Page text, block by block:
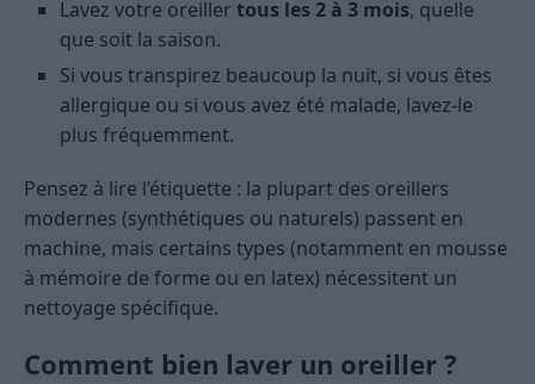
Lavez votre oreiller tous les 2 à 3 mois, quelle
que soit la saison.
Si vous transpirez beaucoup la nuit, si vous êtes
allergique ou si vous avez été malade, lavez-le
plus fréquemment.
Pensez à lire l’étiquette : la plupart des oreillers
modernes (synthétiques ou naturels) passent en
machine, mais certains types (notamment en mousse
à mémoire de forme ou en latex) nécessitent un
nettoyage spécifique.
Comment bien laver un oreiller ?